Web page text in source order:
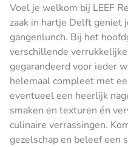
Voel je welkom bij LEEF
zaak in hartje Delft geniet
gangenlunch. Bij het
verschillende
gegarandeerd voor ieder
helemaal compleet met
eventueel een heerlijk
smaken en texturen én
culinaire verrassingen.
gezelschap en beleef een